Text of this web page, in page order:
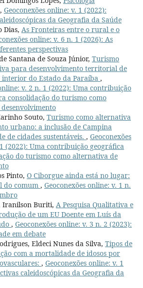
, Geoconexões online: v. 1 (2022):
da Geografia da Saúde
Dias, As Fronteiras entre o rural e o
online: v. 6 n. 1 (2026): As
perspectivas
Santana de Souza Júnior, Turismo
para desenvolvimento territorial de
do Estado da Paraíba ,
v. 2 n. 1 (2022): Uma contribuição
consolidação do turismo como
Souto, Turismo como alternativa
urbano: a inclusão de Campina
de cidades sustentáveis. , Geoconexões
(2022): Uma contribuição geográfica
do turismo como alternativa de
Pinto, O Ciborgue ainda está no lugar:
do comum , Geoconexões online: v. 1 n.
Iranilson Buriti, A Pesquisa Qualitativa e
de um EU Doente em Luís da
, Geoconexões online: v. 3 n. 2 (2023):
em debate
Eldeci Nunes da Silva, Tipos de
com a mortalidade de idosos por
, Geoconexões online: v. 1
caleidoscópicas da Geografia da